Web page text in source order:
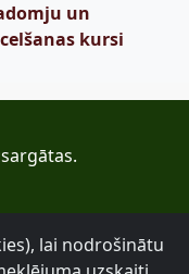
un
kursi
lai nodrošinātu